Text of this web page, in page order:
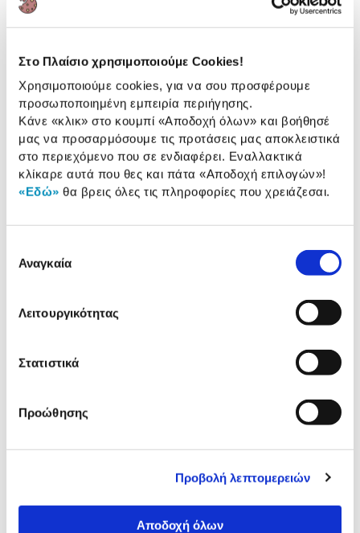
Στο Πλαίσιο χρησιμοποιούμε Cookies!
Χρησιμοποιούμε cookies, για να σου προσφέρουμε
προσωποποιημένη εμπειρία περιήγησης.
Κάνε «κλικ» στο κουμπί «Αποδοχή όλων» και βοήθησέ
μας να προσαρμόσουμε τις προτάσεις μας αποκλειστικά
στο περιεχόμενο που σε ενδιαφέρει. Εναλλακτικά
κλίκαρε αυτά που θες και πάτα «Αποδοχή επιλογών»!
«Εδώ» θα βρεις όλες τις πληροφορίες που χρειάζεσαι.
συγκατάθεσης
Αναγκαία
Λειτουργικότητας
Στατιστικά
Προώθησης
Προβολή λεπτομερειών
Αποδοχή όλων
Μεταίχμιο Βιβλίο Ζωγραφικής Οι
Πιο Γλυκές Στιγμές
8,80 €
Προσθήκη
Brotherakia Offline Moments, Full
Αναλυτική
Αναλυτική παρουσίαση
Προδιαγραφές